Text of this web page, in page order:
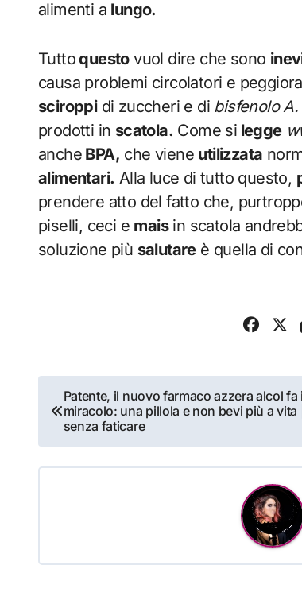
alimenti a lungo.
Tuttoquestovuol dire che sono
causa problemi circolatori e
sciroppidi zuccheri e di bisfenolo A.
prodotti in scatola. Come si legge
anche BPA, che viene utilizzata
alimentari. Alla luce di tutto questo,
prendere atto del fatto che,
piselli, ceci e maisin scatola
soluzione più salutareè quella di
Navigazione
articoli
Patente, il nuovo farmaco azzera alcol fa
miracolo: una pillola e non bevi più a vita
senza faticare